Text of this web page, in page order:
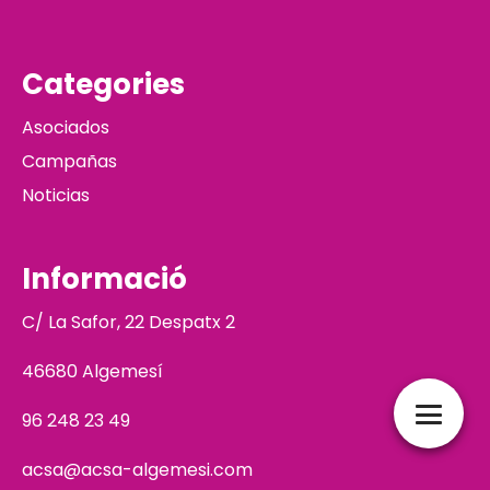
Categories
Asociados
Campañas
Noticias
Informació
C/ La Safor, 22 Despatx 2
46680 Algemesí
96 248 23 49
acsa@acsa-algemesi.com